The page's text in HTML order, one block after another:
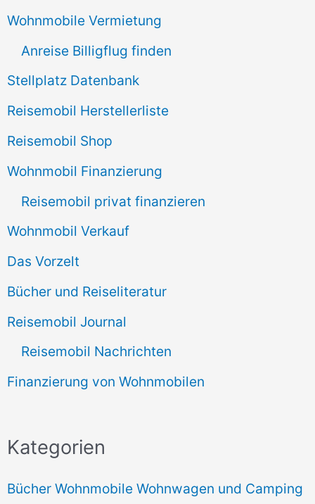
Wohnmobile Vermietung
Anreise Billigflug finden
Stellplatz Datenbank
Reisemobil Herstellerliste
Reisemobil Shop
Wohnmobil Finanzierung
Reisemobil privat finanzieren
Wohnmobil Verkauf
Das Vorzelt
Bücher und Reiseliteratur
Reisemobil Journal
Reisemobil Nachrichten
Finanzierung von Wohnmobilen
Kategorien
Bücher Wohnmobile Wohnwagen und Camping